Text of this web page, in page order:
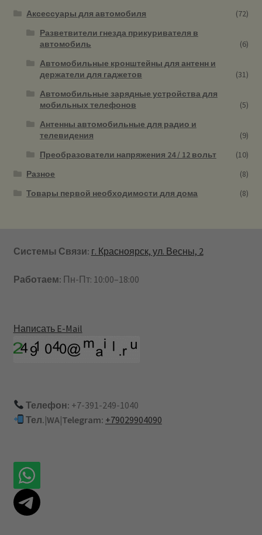
Аксессуары для автомобиля
(72)
Разветвители гнезда прикуривателя в
автомобиль
(6)
Автомобильные кронштейны для антенн и
держатели для гаджетов
(31)
Автомобильные зарядные устройства для
мобильных телефонов
(5)
Антенны автомобильные для радио и
телевидения
(9)
Преобразователи напряжения 24 / 12 вольт
(10)
Разное
(8)
Товары первой необходимости для дома
(8)
Системы Связи: г. Красноярск, ул. Весны, 2
Работаем: Пн-Пт: 10:00–18:00
Написать E-Mail
Телефон: +7-391-249-1040
Тел.|WA|Telegram: +79029904090